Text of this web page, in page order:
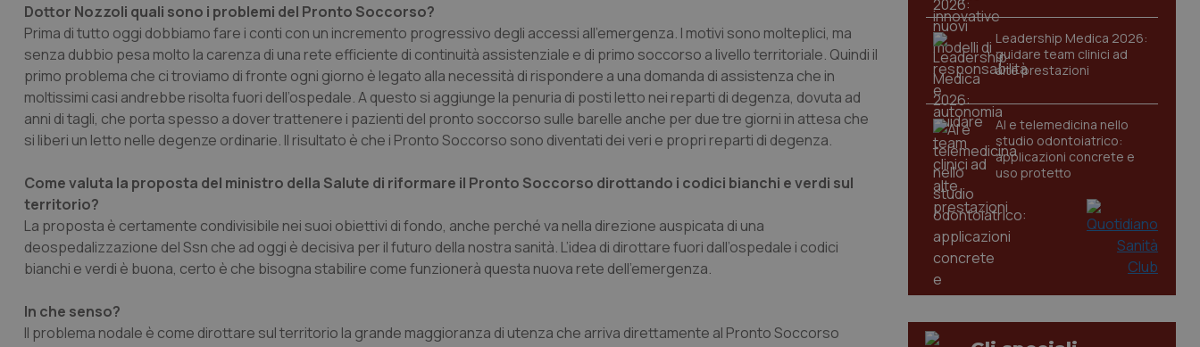
Dottor Nozzoli quali sono i problemi del Pronto Soccorso?
Prima di tutto oggi dobbiamo fare i conti con un incremento progressivo degli accessi all’emergenza. I motivi sono molteplici, ma
senza dubbio pesa molto la carenza di una rete efficiente di continuità assistenziale e di primo soccorso a livello territoriale. Quindi il
primo problema che ci troviamo di fronte ogni giorno è legato alla necessità di rispondere a una domanda di assistenza che in
moltissimi casi andrebbe risolta fuori dell’ospedale. A questo si aggiunge la penuria di posti letto nei reparti di degenza, dovuta ad
anni di tagli, che porta spesso a dover trattenere i pazienti del pronto soccorso sulle barelle anche per due tre giorni in attesa che
si liberi un letto nelle degenze ordinarie. Il risultato è che i Pronto Soccorso sono diventati dei veri e propri reparti di degenza.
Come valuta la proposta del ministro della Salute di riformare il Pronto Soccorso dirottando i codici bianchi e verdi sul
territorio?
La proposta è certamente condivisibile nei suoi obiettivi di fondo, anche perché va nella direzione auspicata di una
deospedalizzazione del Ssn che ad oggi è decisiva per il futuro della nostra sanità. L’idea di dirottare fuori dall’ospedale i codici
bianchi e verdi è buona, certo è che bisogna stabilire come funzionerà questa nuova rete dell’emergenza.
In che senso?
Il problema nodale è come dirottare sul territorio la grande maggioranza di utenza che arriva direttamente al Pronto Soccorso
Leadership Medica 2026:
guidare team clinici ad
alte prestazioni
AI e telemedicina nello
studio odontoiatrico:
applicazioni concrete e
uso protetto